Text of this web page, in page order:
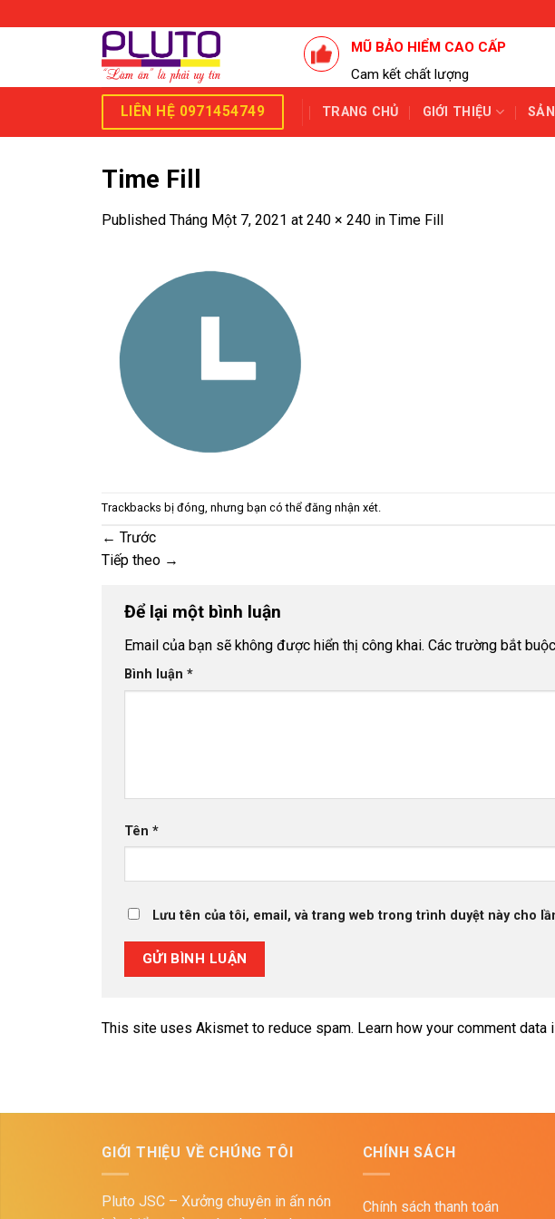
to
MŨ BẢO HIỂM CAO CẤP
Cam kết chất lượng
LIÊN HỆ 0971454749 TRANG CHỦ GIỚI THIỆU
Time Fill
Published Tháng Một 7, 2021 at 240 × 240 in Time Fill
Trackbacks bị đóng, nhưng bạn có thể đăng nhận xét
← Trước
Tiếp theo →
Để lại một bình luận
Email của bạn sẽ không được hiển thị công khai. Các trường bắt
Bình luận *
Tên *
Lưu tên của tôi, email, và trang web trong trình duyệt này cho
This site uses Akismet to reduce spam. Learn how your comment data
GIỚI THIỆU VỀ CHÚNG TÔI
Pluto JSC – Xưởng chuyên in ấn nón
CHÍNH SÁCH
Chính sách thanh toán